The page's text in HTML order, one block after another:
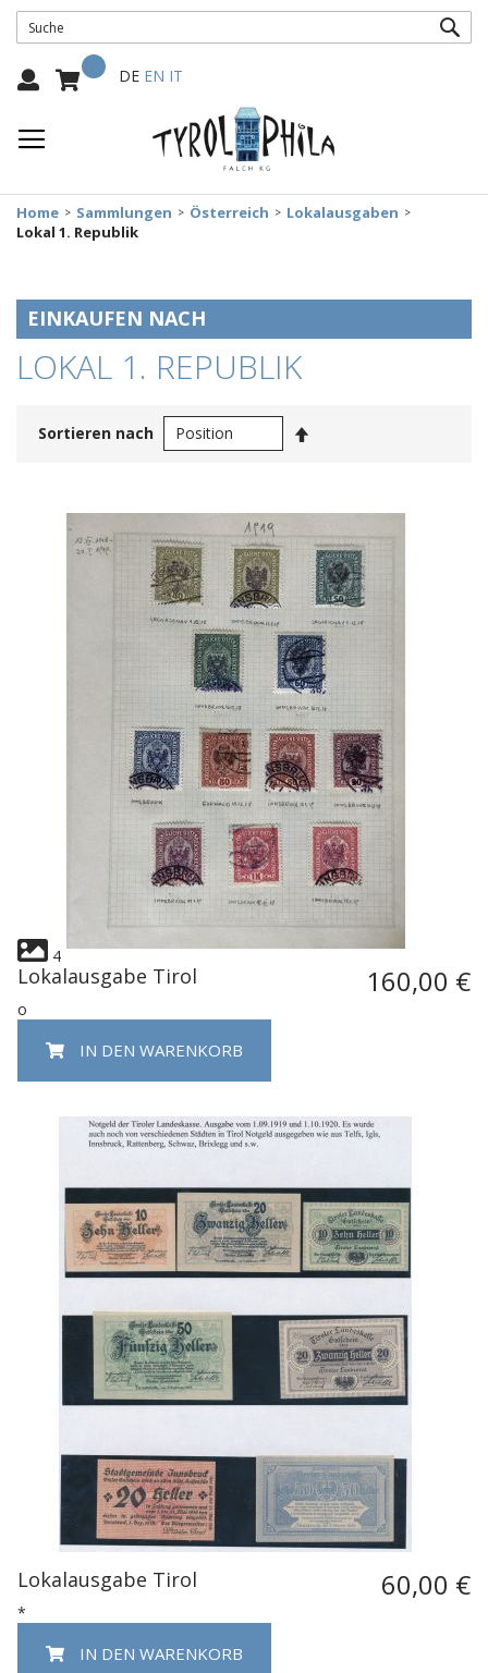
Mein Warenkorb
Select
DE EN IT
Home Sammlungen Österreich
Lokalausgaben
Lokal 1. Republik
LOKAL 1. REPUBLIK
Sortieren nach
4
Lokalausgabe Tirol 160,00 €
o
IN DEN WARENKORB
Lokalausgabe Tirol 60,00 €
*
IN DEN WARENKORB
EINKAUFEN NACH